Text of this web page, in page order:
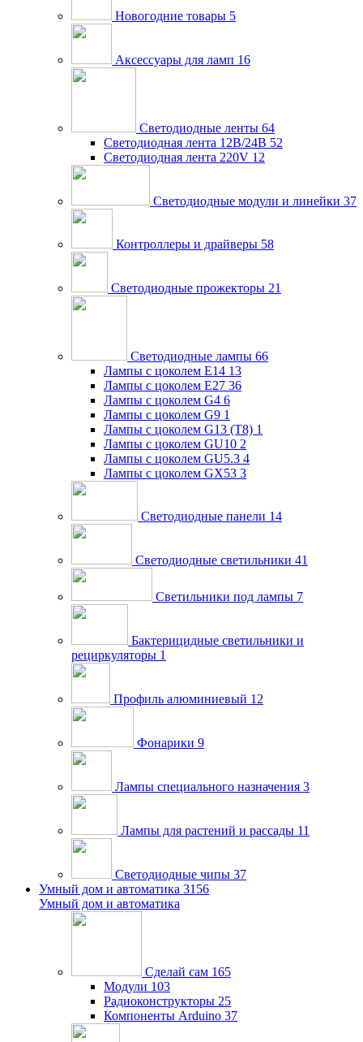
Новогодние товары 5
Аксессуары для ламп 16
Светодиодные ленты 64
Светодиодная лента 12В/24В 52
Светодиодная лента 220V 12
Светодиодные модули и линейки 37
Контроллеры и драйверы 58
Светодиодные прожекторы 21
Светодиодные лампы 66
Лампы с цоколем E14 13
Лампы с цоколем E27 36
Лампы с цоколем G4 6
Лампы с цоколем G9 1
Лампы с цоколем G13 (Т8) 1
Лампы с цоколем GU10 2
Лампы с цоколем GU5.3 4
Лампы с цоколем GX53 3
Светодиодные панели 14
Светодиодные светильники 41
Светильники под лампы 7
Бактерицидные светильники и
рециркуляторы 1
Профиль алюминиевый 12
Фонарики 9
Лампы специального назначения 3
Лампы для растений и рассады 11
Светодиодные чипы 37
Умный дом и автоматика 3156
Умный дом и автоматика
Сделай сам 165
Модули 103
Радиоконструкторы 25
Компоненты Arduino 37